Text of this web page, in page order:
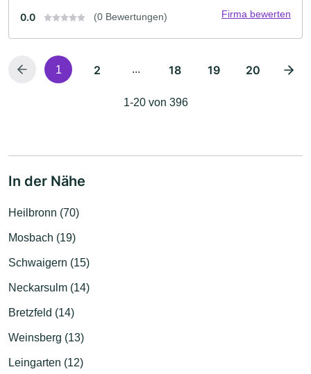
0.0 (0 Bewertungen) Firma bewerten
1 2 ... 18 19 20
1-20 von 396
In der Nähe
Heilbronn (70)
Mosbach (19)
Schwaigern (15)
Neckarsulm (14)
Bretzfeld (14)
Weinsberg (13)
Leingarten (12)